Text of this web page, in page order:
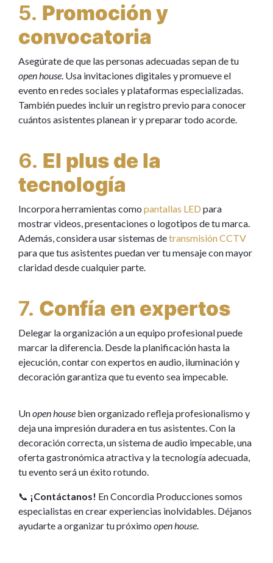
5. Promoción y
convocatoria
Asegúrate de que las personas adecuadas sepan de tu
open house. Usa invitaciones digitales y promueve el
evento en redes sociales y plataformas especializadas.
También puedes incluir un registro previo para conocer
cuántos asistentes planean ir y preparar todo acorde.
6. El plus de la
tecnología
Incorpora herramientas como pantallas LED para
mostrar videos, presentaciones o logotipos de tu marca.
Además, considera usar sistemas detransmisión CCTV
para que tus asistentes puedan ver tu mensaje con mayor
claridad desde cualquier parte.
7. Confía en expertos
Delegar la organización a un equipo profesional puede
marcar la diferencia. Desde la planificación hasta la
ejecución, contar con expertos en audio, iluminación y
decoración garantiza que tu evento sea impecable.
Unopen house bien organizado refleja profesionalismo y
deja una impresión duradera en tus asistentes. Con la
decoración correcta, un sistema de audio impecable, una
oferta gastronómica atractiva y la tecnología adecuada,
tu evento será un éxito rotundo.
📞 ¡Contáctanos! En Concordia Producciones somos
especialistas en crear experiencias inolvidables. Déjanos
ayudarte a organizar tu próximo open house.